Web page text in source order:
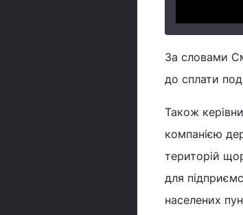
За словами
до сплати
Також
компанією
територій
для
населених